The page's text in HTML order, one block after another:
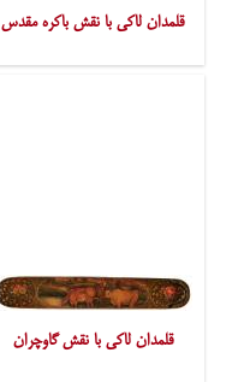
قلمدان لاکی با نقش باکره مقدس
قلمدان لاکی با نقش گاوچران